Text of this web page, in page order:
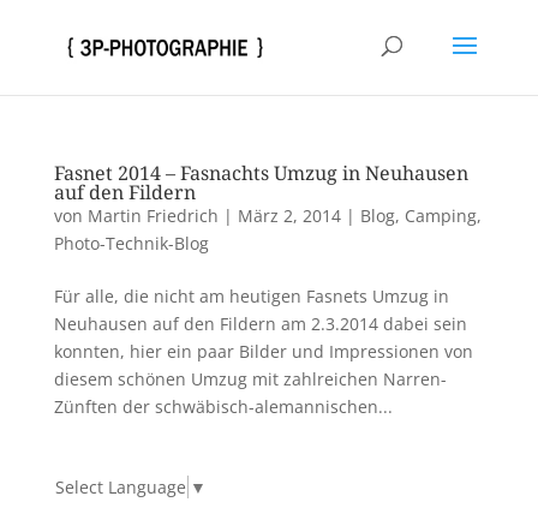
Fasnet 2014 – Fasnachts Umzug in Neuhausen
auf den Fildern
von Martin Friedrich | März 2, 2014| Blog, Camping,
Photo-Technik-Blog
Für alle, die nicht am heutigen Fasnets Umzug in
Neuhausen auf den Fildern am 2.3.2014 dabei sein
konnten, hier ein paar Bilder und Impressionen von
diesem schönen Umzug mit zahlreichen Narren-
Zünften der schwäbisch-alemannischen...
Select Language ▼